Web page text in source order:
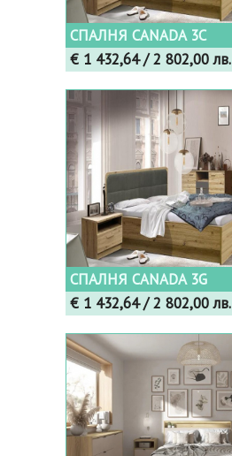
СПАЛНЯ CANADA 3C
€ 1 432,64 / 2 802,00 лв.
СПАЛНЯ CANADA 3G
€ 1 432,64 / 2 802,00 лв.